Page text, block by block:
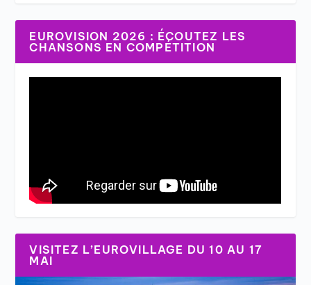
EUROVISION 2026 : ÉCOUTEZ LES
CHANSONS EN COMPÉTITION
VISITEZ L’EUROVILLAGE DU 10 AU 17
MAI